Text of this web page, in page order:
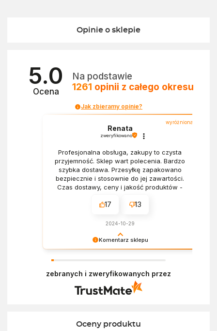
Opinie o sklepie
5.0
Ocena
Na podstawie
1261 opinii z całego okresu
Jak zbieramy opinie?
Komentarz sklepu
doświadczeniem. Z pozdrowieniami, Zespół
wyróżniona
Renata
zweryfikowano
Profesjonalna obsługa, zakupy to czysta
przyjemność. Sklep wart polecenia. Bardzo
szybka dostawa. Przesyłkę zapakowano
bezpiecznie i stosownie do jej zawartości.
Czas dostawy, ceny i jakość produktów -
17 13
2024-10-29
zebranych i zweryfikowanych przez
Oceny produktu